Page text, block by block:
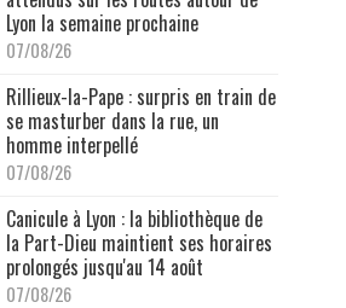
Lyon la semaine prochaine
07/08/26
Rillieux-la-Pape : surpris en train de
se masturber dans la rue, un
homme interpellé
07/08/26
Canicule à Lyon : la bibliothèque de
la Part-Dieu maintient ses horaires
prolongés jusqu'au 14 août
07/08/26